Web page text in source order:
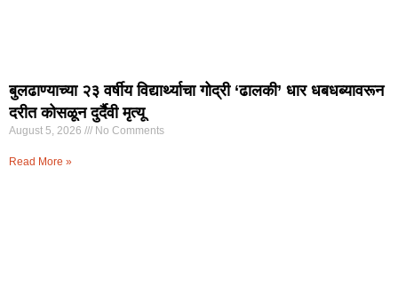
बुलढाण्याच्या २३ वर्षीय विद्यार्थ्याचा गोद्री ‘ढालकी’ धार धबधब्यावरून
दरीत कोसळून दुर्दैवी मृत्यू
August 5, 2026 No Comments
Read More »